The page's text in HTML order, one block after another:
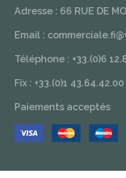
Adresse : 66 RUE DE
Email :
Téléphone : +33.(0)6
Fix : +33.(0)1 43.64.42.00
Paiements acceptés